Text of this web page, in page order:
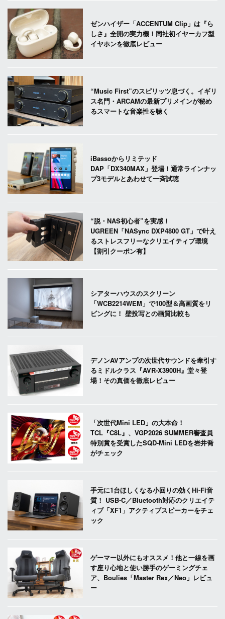
ゼンハイザー「ACCENTUM Clip」は『ら
しさ』全開の実力機！同社初イヤーカフ型
イヤホンを徹底レビュー
“Music First”のスピリッツ息づく。イギリ
ス名門・ARCAMの最新プリメインが秘め
るスマートな音楽性を聴く
iBassoからリミテッド
DAP「DX340MAX」登場！通常ラインナッ
プ3モデルとあわせて一斉試聴
“脱・NAS初心者”を実感！
UGREEN「NASync DXP4800 GT」で叶え
るストレスフリーなクリエイティブ環境
【割引クーポン有】
シアターハウスのスクリーン
「WCB2214WEM」で100型＆高画質をリ
ビングに！ 壁投写との画質比較も
デノンAVアンプの次世代サウンドを牽引す
るミドルクラス『AVR-X3900H』堂々登
場！その真価を徹底レビュー
「次世代Mini LED」の大本命！
TCL『C8L』、VGP2026 SUMMER審査員
特別賞を受賞したSQD-Mini LEDを岩井喬
がチェック
手元に1台ほしくなる小回りの効くHi-Fi音
質！ USB-C／Bluetooth対応のクリエイテ
ィブ「XF1」アクティブスピーカーをチェ
ック
ゲーマー以外にもオススメ！他と一線を画
す座り心地と使い勝手のゲーミングチェ
ア、Boulies「Master Rex／Neo」レビュ
ー